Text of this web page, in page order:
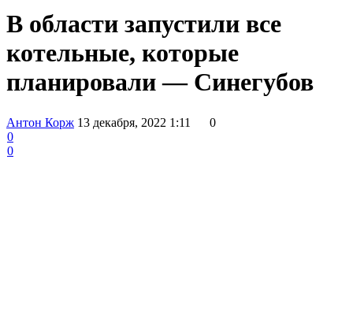
В области запустили все
котельные, которые
планировали — Синегубов
Антон Корж 13 декабря, 2022 1:11
0
0
0